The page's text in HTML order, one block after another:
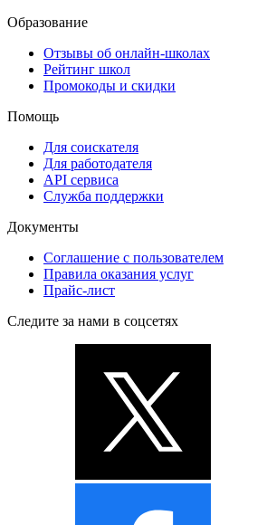
Образование
Отзывы об онлайн-школах
Рейтинг школ
Промокоды и скидки
Помощь
Для соискателя
Для работодателя
API сервиса
Служба поддержки
Документы
Соглашение с пользователем
Правила оказания услуг
Прайс-лист
Следите за нами в соцсетях